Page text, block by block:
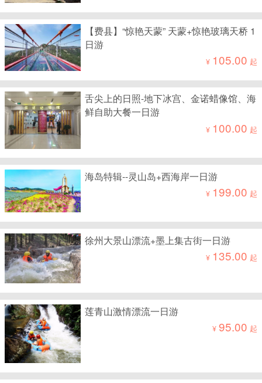
【费县】“惊艳天蒙” 天蒙+惊艳玻璃天桥 1
日游
¥ 105.00 起
舌尖上的日照-地下冰宫、金诺蜡像馆、海
鲜自助大餐一日游
¥ 100.00 起
海岛特辑--灵山岛+西海岸一日游
¥ 199.00 起
徐州大景山漂流+墨上集古街一日游
¥ 135.00 起
莲青山激情漂流一日游
¥95.00 起